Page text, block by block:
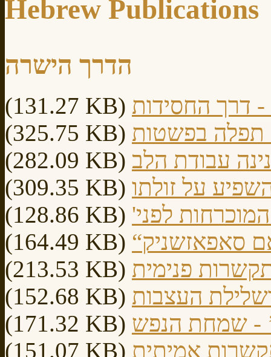
Hebrew Publications
הדרך הישרה
(131.27 KB) - דרך החסידות
(325.75 KB) - תפלה בפשטות
(282.09 KB) עבודת הלב
(309.35 KB) על זולתו
(128.86 KB) לפני
(164.49 KB)
סאפאזשניק
(213.53 KB) פנימית
(152.68 KB) העצבות
(171.32 KB) - שמחת הנפש
(151.07 KB) אמיתית